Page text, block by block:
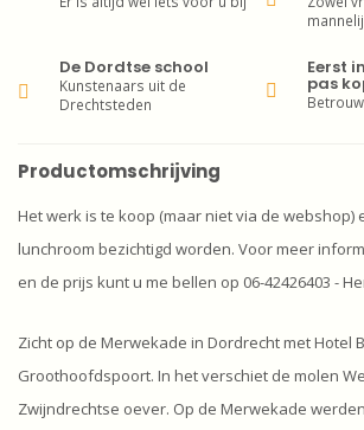
De Dordtse school
Kunstenaars uit de
Drechtsteden
Eerst
pas
Productomschrijving
Het werk is te koop (maar niet via de webshop)
lunchroom bezichtigd worden. Voor meer
en de prijs kunt u me bellen op 06-42426403 -
Zicht op de Merwekade in Dordrecht met Hotel
Groothoofdspoort. In het verschiet de molen
Zwijndrechtse oever. Op de Merwekade